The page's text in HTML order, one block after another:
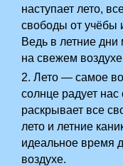
наступает лето,
свободы от учёбы
Ведь в летние
на свежем
2. Лето — самое
солнце радует
раскрывает все
лето и летние
идеальное время
воздухе.